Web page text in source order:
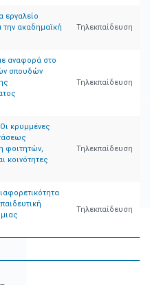
εργαλείο
την ακαδημαϊκή
Τηλεκπαίδευση
αναφορά στο
σπουδών
Τηλεκπαίδευση
κρυμμένες
φοιτητών,
κοινότητες
Τηλεκπαίδευση
Τηλεκπαίδευση